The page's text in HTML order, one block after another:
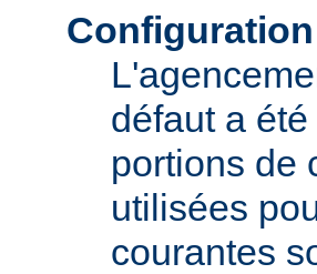
Configuration
défaut a
portions de
utilisées
courantes